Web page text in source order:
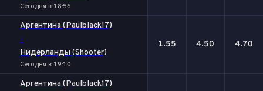
Сегодня в 18:56
Аргентина (Paulblack17)
-
Нидерланды (Shooter)
Сегодня в 19:10
1.55 4.50 4.70
Аргентина (Paulblack17)